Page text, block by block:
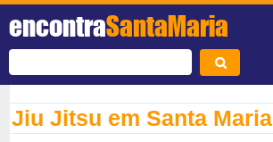
encontraSantaMaria
Jiu Jitsu em Santa Maria